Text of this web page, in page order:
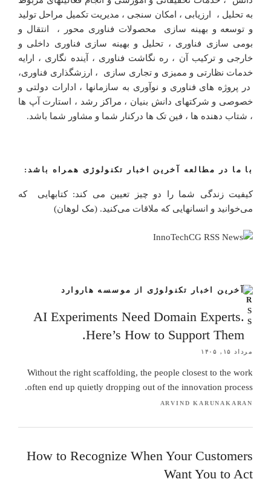
به تحلیل ، ارزیابی ، امکان سنجی ، مدیریت تکمیل مراحل تولید
و توسعه و بهینه سازی محصولات فناوری محور ، انتقال و
بومی سازی فناوری ، تحلیل و بهینه سازی فناوری داخلی و
خارجی و ترکیب آن ، ره نگاشت فناوری ، آینده نگاری ، ارایه
خدمات نظارتی و ممیزی و تجاری سازی ، ارزشگذاری فناوری،
در پروژه های فناوری و نوآوری به سازمانها ، ادارات دولتی و
خصوصی و شرکتهای دانش بنیان ، مراکز رشد ، استارت آپ ها
، شتاب دهنده ها ، فین تک ها درکنار شما و مشاور شما باشد.
با ما در مطالعه آخرین اخبار تکنولوژی همراه باشد:
کیفیت زندگی شما را دو چیز تعیین می کند: کتابهایی که
می‌خوانید و انسانهایی که ملاقات می‌کنید. (مک لوهان)
آخرین اخبار تکنولوژی از موسسه هاروارد
AI Experiments Need Domain Experts.
Here’s How to Support Them.
مرداد ۱۵, ۱۴۰۵
Without the right scaffolding, the people closest to the work
often end up quietly dropping out of the innovation process.
ARVIND KARUNAKARAN
How to Recognize When Your Customers
Want You to Act